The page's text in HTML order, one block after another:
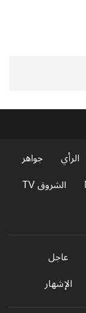
الرأي
جواهر
الشروق TV
عاجل
الإشهار